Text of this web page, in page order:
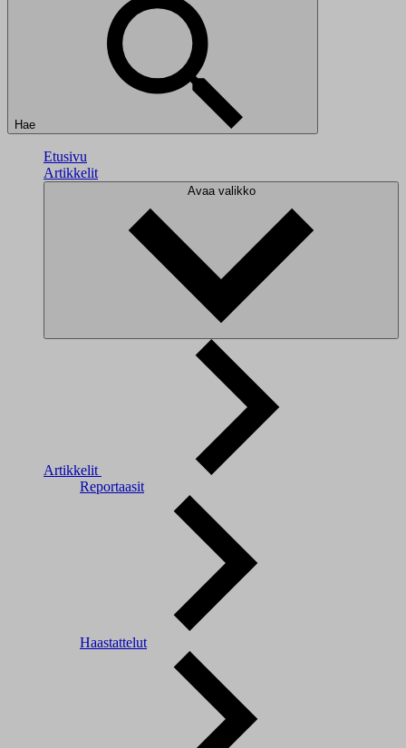
Hae
Etusivu
Artikkelit
Avaa valikko
Artikkelit
Reportaasit
Haastattelut